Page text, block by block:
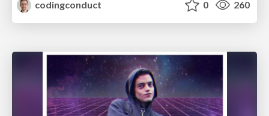
codingconduct
0 260